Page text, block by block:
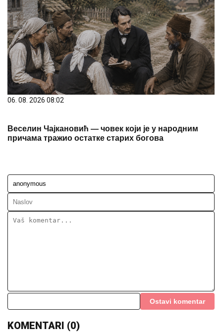
06. 08. 2026 08:02
Веселин Чајкановић — човек који је у народним
причама тражио остатке старих богова
Ostavi komentar
KOMENTARI (0)